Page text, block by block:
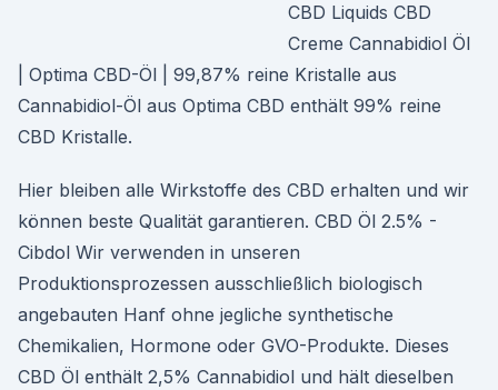
CBD Liquids CBD
Creme Cannabidiol Öl
| Optima CBD-Öl | 99,87% reine Kristalle aus
Cannabidiol-Öl aus Optima CBD enthält 99% reine
CBD Kristalle.
Hier bleiben alle Wirkstoffe des CBD erhalten und wir
können beste Qualität garantieren. CBD Öl 2.5% -
Cibdol Wir verwenden in unseren
Produktionsprozessen ausschließlich biologisch
angebauten Hanf ohne jegliche synthetische
Chemikalien, Hormone oder GVO-Produkte. Dieses
CBD Öl enthält 2,5% Cannabidiol und hält dieselben